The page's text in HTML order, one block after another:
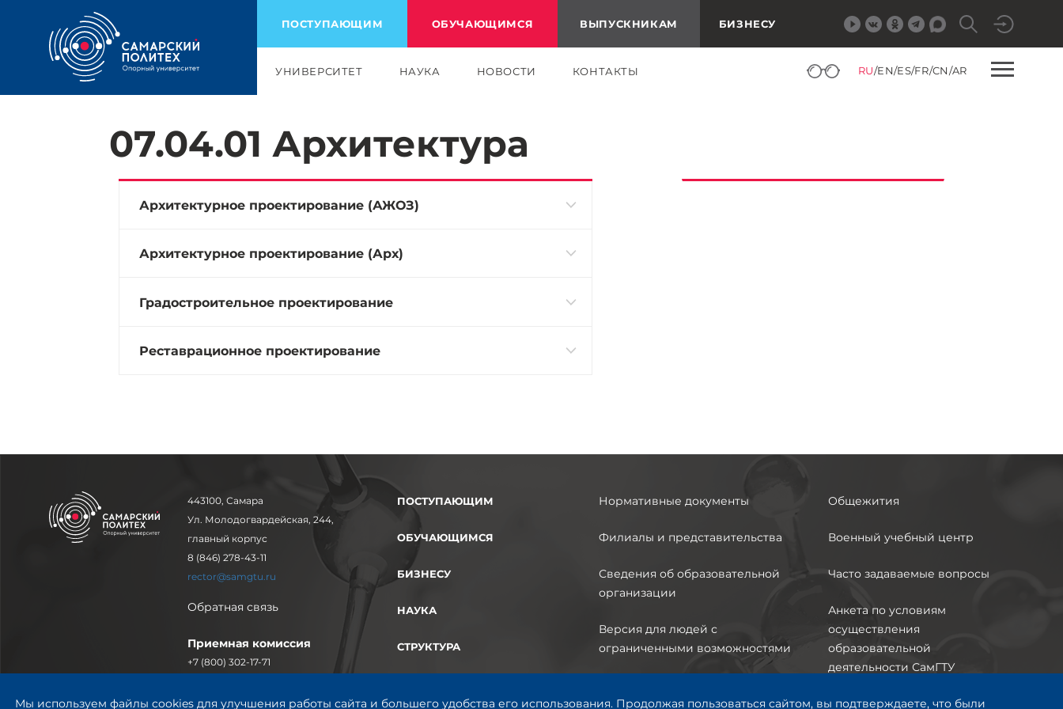
ПОСТУПАЮЩИМ ОБУЧАЮЩИМСЯ ВЫПУСКНИКАМ БИЗНЕСУ
УНИВЕРСИТЕТ НАУКА НОВОСТИ КОНТАКТЫ RU/EN/ES/FR/CN/AR
07.04.01 Архитектура
Архитектурное проектирование (АЖОЗ)
Архитектурное проектирование (Арх)
Градостроительное проектирование
Реставрационное проектирование
Мы используем файлы cookies для улучшения работы сайта и большего удобства его использования. Продолжая пользоваться сайтом, вы подтверждаете, что были
© СамГТУ 2014—2026
443100, Самара
Ул. Молодогвардейская, 244,
главный корпус
8 (846) 278-43-11
rector@samgtu.ru
Обратная связь
Приемная комиссия
+7 (800) 302-17-71
Заочное обучение
ПОСТУПАЮЩИМ
ОБУЧАЮЩИМСЯ
БИЗНЕСУ
НАУКА
СТРУКТУРА
Нормативные документы
Филиалы и представительства
Сведения об образовательной
организации
Версия для людей с
ограниченными возможностями
Общежития
Военный учебный центр
Часто задаваемые вопросы
Анкета по условиям
осуществления
образовательной
деятельности СамГТУ
Почта